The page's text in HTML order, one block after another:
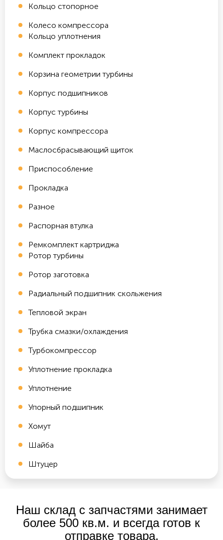
Кольцо стопорное
Колесо компрессора
Кольцо уплотнения
Комплект прокладок
Корзина геометрии турбины
Корпус подшипников
Корпус турбины
Корпус компрессора
Маслосбрасывающий щиток
Приспособление
Прокладка
Разное
Распорная втулка
Ремкомплект картриджа
Ротор турбины
Ротор заготовка
Радиальный подшипник скольжения
Тепловой экран
Трубка смазки/охлаждения
Турбокомпрессор
Уплотнение прокладка
Уплотнение
Упорный подшипник
Хомут
Шайба
Штуцер
Наш склад с запчастями занимает
более 500 кв.м. и всегда готов к
отправке товара.